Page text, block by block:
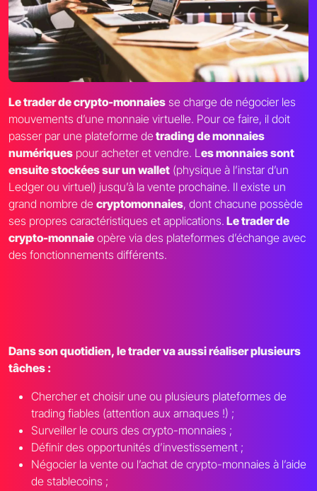
Le trader de crypto-monnaies se charge de négocier les
mouvements d’une monnaie virtuelle. Pour ce faire, il doit
passer par une plateforme detrading de monnaies
numériques pour acheter et vendre. Les monnaies sont
ensuite stockées sur un wallet (physique à l’instar d’un
Ledger ou virtuel) jusqu’à la vente prochaine. Il existe un
grand nombre de cryptomonnaies, dont chacune possède
ses propres caractéristiques et applications. Le trader de
crypto-monnaie opère via des plateformes d’échange avec
des fonctionnements différents.
Dans son quotidien, le trader va aussi réaliser plusieurs
tâches :
Chercher et choisir une ou plusieurs plateformes de
trading fiables (attention aux arnaques !) ;
Surveiller le cours des crypto-monnaies ;
Définir des opportunités d’investissement ;
Négocier la vente ou l’achat de crypto-monnaies à l’aide
de stablecoins ;